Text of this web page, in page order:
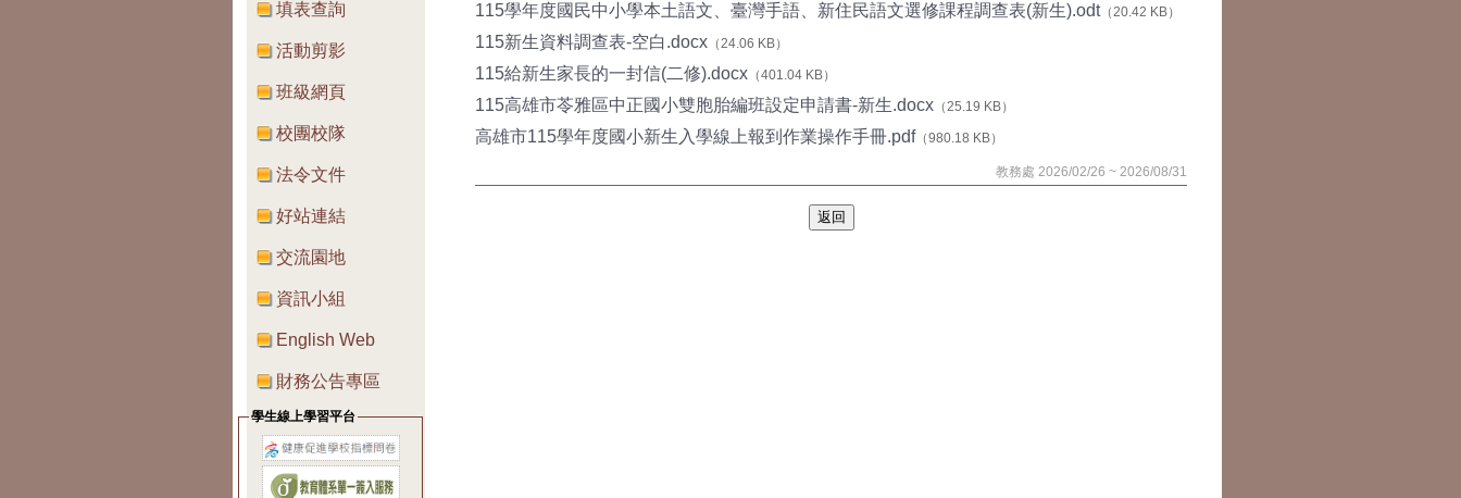
填表查詢
活動剪影
班級網頁
校團校隊
法令文件
好站連結
交流園地
資訊小組
English Web
財務公告專區
學生線上學習平台
115學年度國民中小學本土語文、臺灣手語、新住民語文選修課程調查表(新生).odt（20.42 KB）
115新生資料調查表-空白.docx （24.06 KB）
115給新生家長的一封信(二修).docx （401.04 KB）
115高雄市苓雅區中正國小雙胞胎編班設定申請書-新生.docx （25.19 KB）
高雄市115學年度國小新生入學線上報到作業操作手冊.pdf（980.18 KB）
教務處 2026/02/26 ~ 2026/08/31
返回